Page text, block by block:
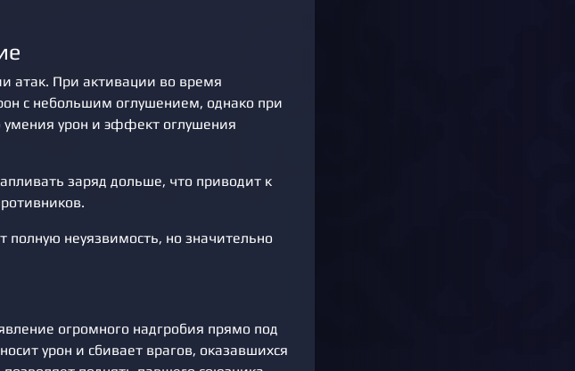
атак. При активации во время
с небольшим оглушением, однако при
умения урон и эффект оглушения
заряд дольше, что приводит к
полную неуязвимость, но значительно
огромного надгробия прямо под
урон и сбивает врагов, оказавшихся